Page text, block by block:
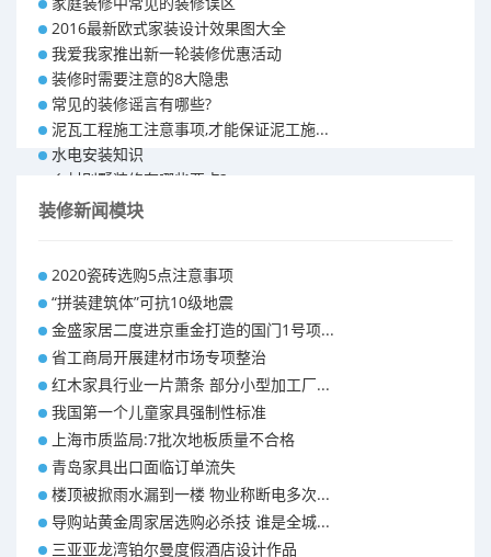
2016最新欧式家装设计效果图大全
我爱我家推出新一轮装修优惠活动
装修时需要注意的8大隐患
常见的装修谣言有哪些?
泥瓦工程施工注意事项,才能保证泥工施...
水电安装知识
乡村别墅装修有哪些要点?
别墅怎样装修之装修技巧
昆明110平米装修预算 装修报价清单
昆明100平米装修多少钱
装修新闻模块
2020瓷砖选购5点注意事项
“拼装建筑体”可抗10级地震
金盛家居二度进京重金打造的国门1号项...
省工商局开展建材市场专项整治
红木家具行业一片萧条 部分小型加工厂...
我国第一个儿童家具强制性标准
上海市质监局:7批次地板质量不合格
青岛家具出口面临订单流失
楼顶被掀雨水漏到一楼 物业称断电多次...
导购站黄金周家居选购必杀技 谁是全城...
三亚亚龙湾铂尔曼度假酒店设计作品